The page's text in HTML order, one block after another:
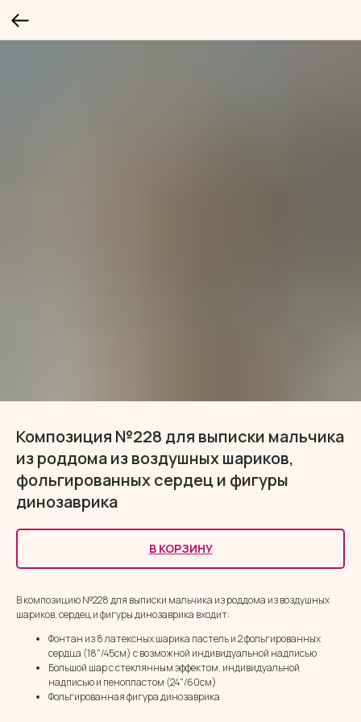
Композиция №228 для выписки мальчика
из роддома из воздушных шариков,
фольгированных сердец и фигуры
динозаврика
В КОРЗИНУ
В композицию №228 для выписки мальчика из роддома из воздушных
шариков, сердец и фигуры динозаврика входит:
Фонтан из 8 латексных шарика пастель и 2 фольгированных
сердца (18"/45см) с возможной индивидуальной надписью
Большой шар с стеклянным эффектом, индивидуальной
надписью и пенопластом (24"/60см)
Фольгированная фигура динозаврика